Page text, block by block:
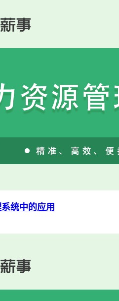
统中的应用